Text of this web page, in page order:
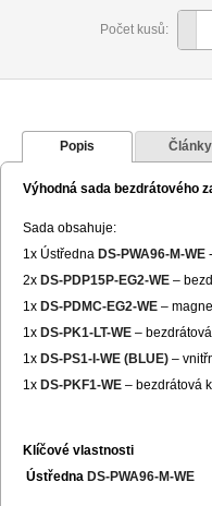
Počet kusů:
Popis Články
Výhodná sada bezdrátového
Sada obsahuje:
1x Ústředna DS-PWA96-M-WE
2x DS-PDP15P-EG2-WE –
1x DS-PDMC-EG2-WE –
1x DS-PK1-LT-WE –
1x DS-PS1-I-WE (BLUE) –
1x DS-PKF1-WE – bezdrátová
Klíčové vlastnosti
Ústředna DS-PWA96-M-WE